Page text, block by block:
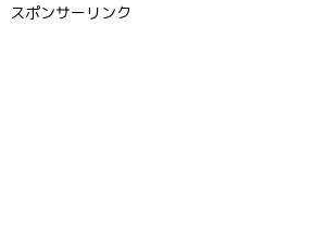
スポンサーリンク